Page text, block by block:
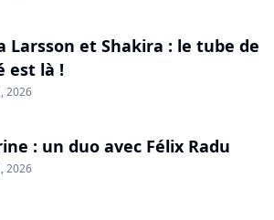
Larsson et Shakira : le tube de
est là !
2026
: un duo avec Félix Radu
2026